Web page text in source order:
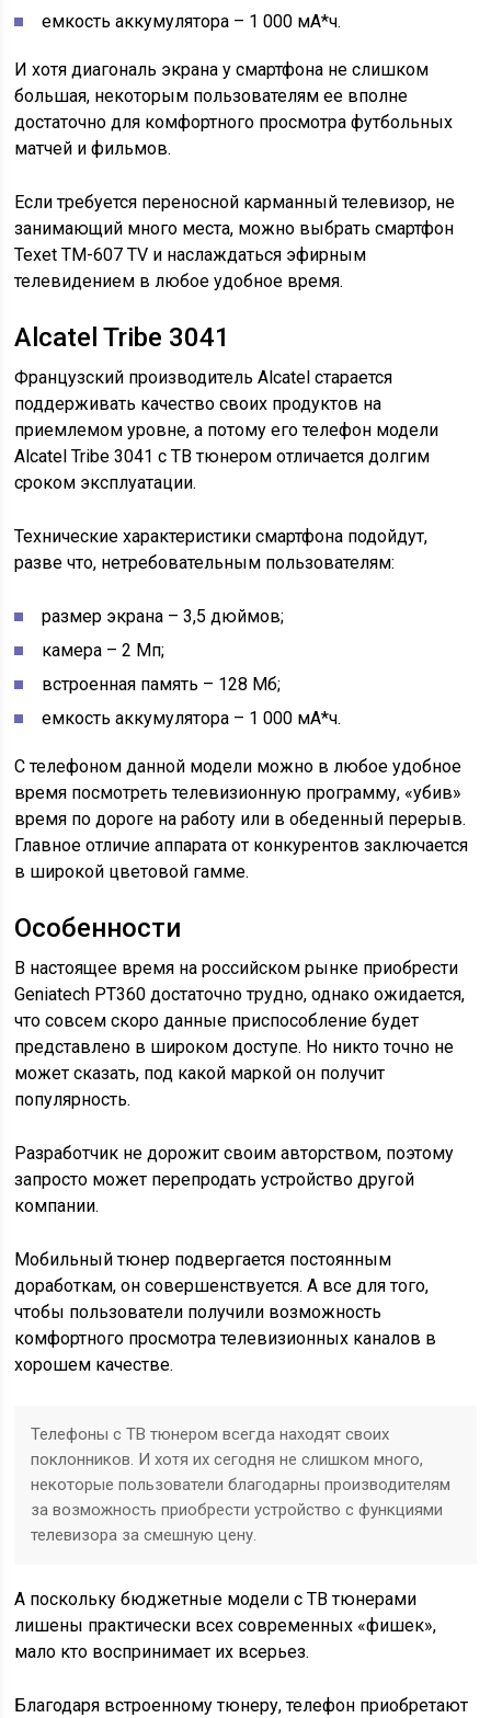
емкость аккумулятора – 1 000 мА*ч.
И хотя диагональ экрана у смартфона не слишком
большая, некоторым пользователям ее вполне
достаточно для комфортного просмотра футбольных
матчей и фильмов.
Если требуется переносной карманный телевизор, не
занимающий много места, можно выбрать смартфон
Texet TM-607 TV и наслаждаться эфирным
телевидением в любое удобное время.
Alcatel Tribe 3041
Французский производитель Alcatel старается
поддерживать качество своих продуктов на
приемлемом уровне, а потому его телефон модели
Alcatel Tribe 3041 с ТВ тюнером отличается долгим
сроком эксплуатации.
Технические характеристики смартфона подойдут,
разве что, нетребовательным пользователям:
размер экрана – 3,5 дюймов;
камера – 2 Мп;
встроенная память – 128 Мб;
емкость аккумулятора – 1 000 мА*ч.
С телефоном данной модели можно в любое удобное
время посмотреть телевизионную программу, «убив»
время по дороге на работу или в обеденный перерыв.
Главное отличие аппарата от конкурентов заключается
в широкой цветовой гамме.
Особенности
В настоящее время на российском рынке приобрести
Geniatech PT360 достаточно трудно, однако ожидается,
что совсем скоро данные приспособление будет
представлено в широком доступе. Но никто точно не
может сказать, под какой маркой он получит
популярность.
Разработчик не дорожит своим авторством, поэтому
запросто может перепродать устройство другой
компании.
Мобильный тюнер подвергается постоянным
доработкам, он совершенствуется. А все для того,
чтобы пользователи получили возможность
комфортного просмотра телевизионных каналов в
хорошем качестве.
Телефоны с ТВ тюнером всегда находят своих
поклонников. И хотя их сегодня не слишком много,
некоторые пользователи благодарны производителям
за возможность приобрести устройство с функциями
телевизора за смешную цену.
А поскольку бюджетные модели с ТВ тюнерами
лишены практически всех современных «фишек»,
мало кто воспринимает их всерьез.
Благодаря встроенному тюнеру, телефон приобретают